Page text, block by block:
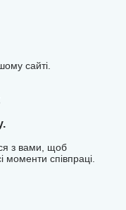
Приєднуйтесь
без зайвих
сайті.
з вами, щоб
моменти співпраці.